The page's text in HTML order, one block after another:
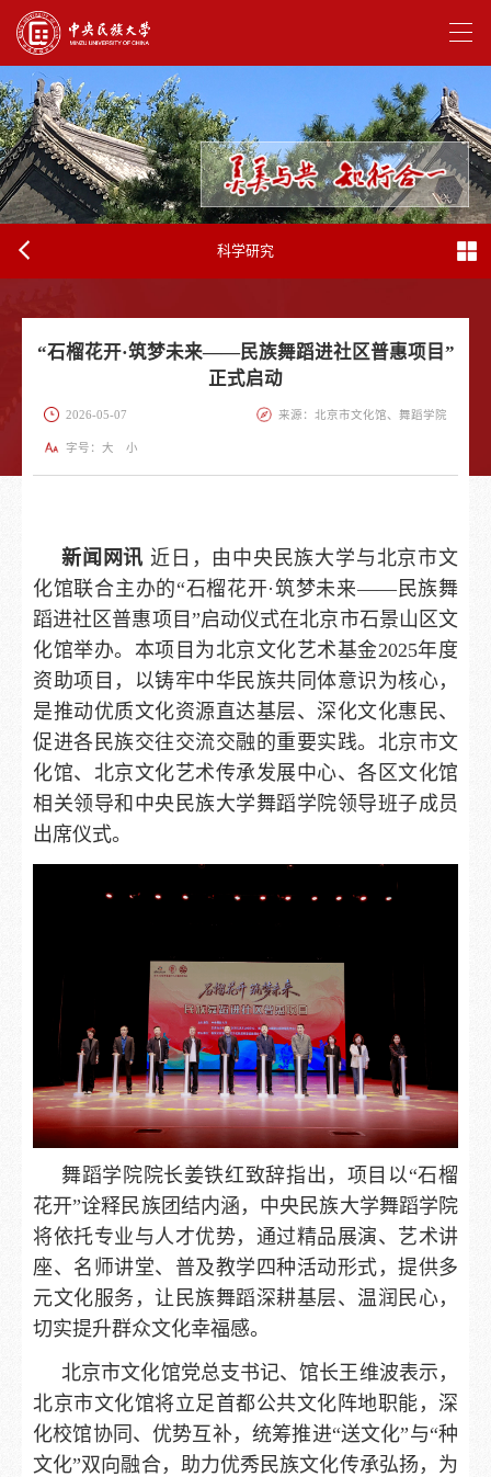
科学研究
“石榴花开·筑梦未来——民族舞蹈进社区普惠项目”
正式启动
2026-05-07 来源：北京市文化馆、舞蹈学院
字号： 大 小
新闻网讯 近日，由中央民族大学与北京市文
化馆联合主办的“石榴花开·筑梦未来——民族舞
蹈进社区普惠项目”启动仪式在北京市石景山区文
化馆举办。本项目为北京文化艺术基金2025年度
资助项目，
以铸牢中华民族共同体意识为核心，
是推动优质文化资源直达基层、深化文化惠民、
促进各民族交往交流交融的重要实践。北京市文
化馆、北京文化艺术传承发展中心、各区文化馆
相关领导和中央民族大学舞蹈学院领导班子成员
出席仪式。
舞蹈学院院长姜铁红致辞指出，项目以“石榴
花开”诠释民族团结内涵，中央民族大学舞蹈学院
将依托专业与人才优势，通过精品展演、艺术讲
座、名师讲堂、普及教学四种活动形式，提供多
元文化服务，让民族舞蹈深耕基层、温润民心，
切实提升群众文化幸福感。
北京市文化馆党总支书记、馆长王维波表示，
北京市文化馆将立足首都公共文化阵地职能，深
化校馆协同、优势互补，统筹推进“送文化”与“种
文化”双向融合，助力优秀民族文化传承弘扬，为